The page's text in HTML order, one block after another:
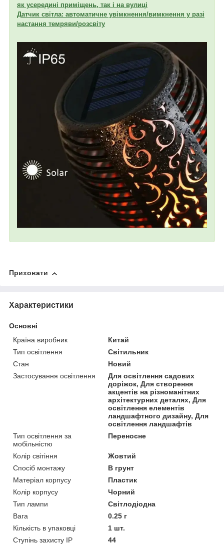
як усередині приміщень, так і на вулиці
Датчик світла: автоматичне увімкнення/вимкнення у разі
настання темряви/розсвіту
Приховати
Характеристики
Основні
Країна виробник
Китай
Тип освітлення
Світильник
Стан
Новий
Застосування освітлення
Для освітлення садових
доріжок, Для створення
акцентів на різноманітних
архітектурних деталях, Для
освітлення елементів
ландшафтного дизайну, Для
освітлення ландшафтів
Тип освітлення за
мобільністю
Переносне
Колір світіння
Жовтий
Спосіб монтажу
В грунт
Матеріал корпусу
Пластик
Колір корпусу
Чорний
Тип лампи
Світлодіодна
Вага
0.25 г
Кількість в упаковці
1 шт.
Ступінь захисту IP
44